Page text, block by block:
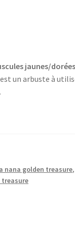
jaunes/
est un arbuste à
nana golden treasure,
treasure